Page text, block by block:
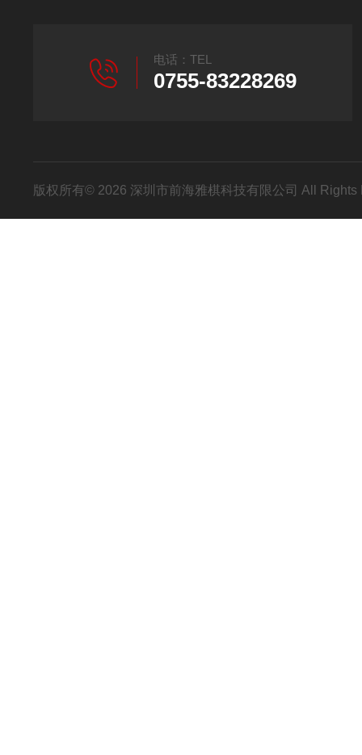
电话：TEL
0755-83228269
版权所有© 2026 深圳市前海雅棋科技有限公司 All